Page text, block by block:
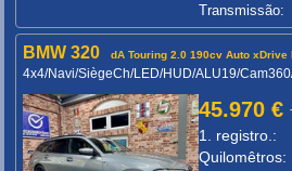
Transmissão:
BMW 320 dA Touring 2.0 190cv Auto xDrive
4x4/Navi/SiègeCh/LED/HUD/ALU19/
45.970 €
1. registro.:
Quilomêtros: